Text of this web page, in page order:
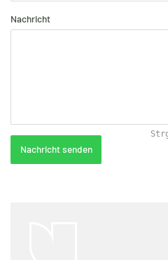
Nachricht
Nachricht senden